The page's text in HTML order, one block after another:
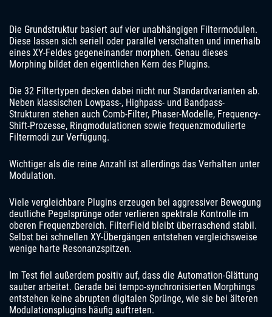
Die Grundstruktur basiert auf vier unabhängigen Filtermodulen.
Diese lassen sich seriell oder parallel verschalten und innerhalb
eines XY-Feldes gegeneinander morphen. Genau dieses
Morphing bildet den eigentlichen Kern des Plugins.
Die 32 Filtertypen decken dabei nicht nur Standardvarianten ab.
Neben klassischen Lowpass-, Highpass- und Bandpass-
Strukturen stehen auch Comb-Filter, Phaser-Modelle, Frequency-
Shift-Prozesse, Ringmodulationen sowie frequenzmodulierte
Filtermodi zur Verfügung.
Wichtiger als die reine Anzahl ist allerdings das Verhalten unter
Modulation.
Viele vergleichbare Plugins erzeugen bei aggressiver Bewegung
deutliche Pegelsprünge oder verlieren spektrale Kontrolle im
oberen Frequenzbereich. FilterField bleibt überraschend stabil.
Selbst bei schnellen XY-Übergängen entstehen vergleichsweise
wenige harte Resonanzspitzen.
Im Test fiel außerdem positiv auf, dass die Automation-Glättung
sauber arbeitet. Gerade bei tempo-synchronisierten Morphings
entstehen keine abrupten digitalen Sprünge, wie sie bei älteren
Modulationsplugins häufig auftreten.